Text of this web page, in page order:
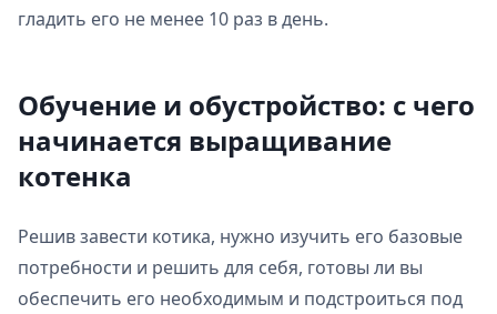
гладить его не менее 10 раз в день.
Обучение и обустройство: с чего
начинается выращивание
котенка
Решив завести котика, нужно изучить его базовые
потребности и решить для себя, готовы ли вы
обеспечить его необходимым и подстроиться под